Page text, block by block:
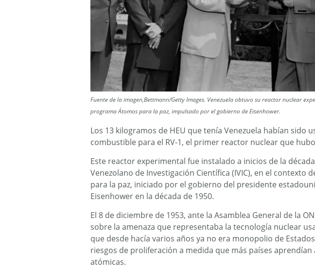
Fuente de la imagen,Bettmann/Getty Images. Venezuela obtuvo su reactor nuclear
programa Átomos para la paz, impulsado por el gobierno de Eisenhower.
Los 13 kilogramos de HEU que tenía Venezuela habían sido
combustible para el RV-1, el primer reactor nuclear que
Este reactor experimental fue instalado a inicios de la
Venezolano de Investigación Científica (IVIC), en el contexto
para la paz, iniciado por el gobierno del presidente
Eisenhower en la década de 1950.
El 8 de diciembre de 1953, ante la Asamblea General de la
sobre la amenaza que representaba la tecnología nuclear
que desde hacía varios años ya no era monopolio de
riesgos de proliferación a medida que más países
atómicas.